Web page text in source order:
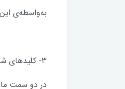
به‌واسطه‌ی
3- کلیدهای شخصی